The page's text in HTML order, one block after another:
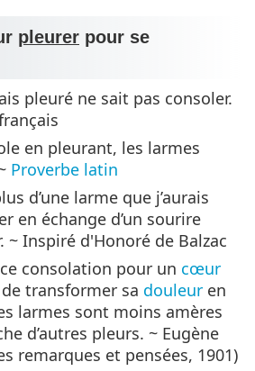
pleurer pour se
pleuré ne sait pas consoler.
en pleurant, les larmes
Proverbe latin
d’une larme que j’aurais
en échange d’un sourire
~ Inspiré d'Honoré de Balzac
consolation pour un cœur
transformer sa douleur en
larmes sont moins amères
d’autres pleurs. ~ Eugène
remarques et pensées, 1901)